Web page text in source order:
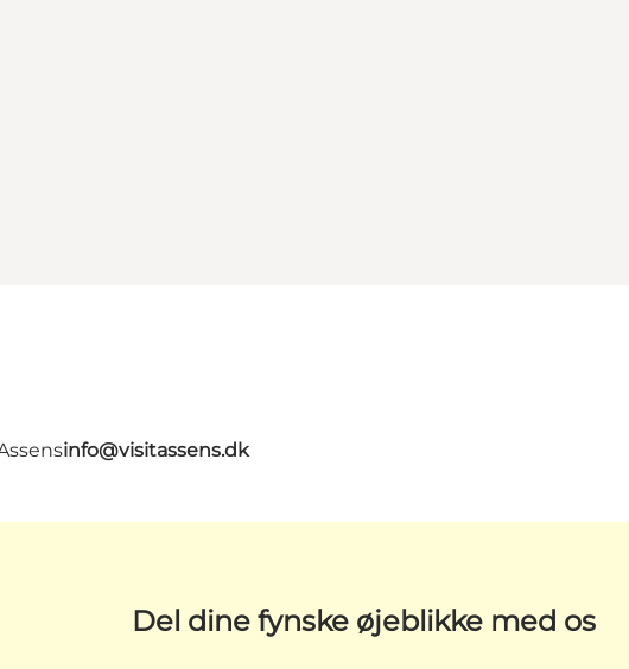
info@visitassens.dk
Del dine fynske øjeblikke med os